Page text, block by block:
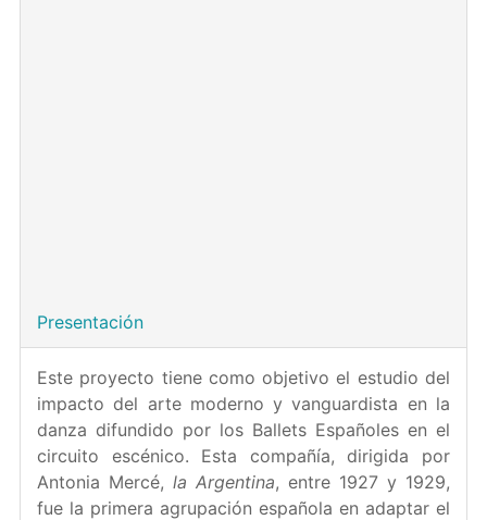
Presentación
Este proyecto tiene como objetivo el estudio del
impacto del arte moderno y vanguardista en la
danza difundido por los Ballets Españoles en el
circuito escénico. Esta compañía, dirigida por
Antonia Mercé, la Argentina, entre 1927 y 1929,
fue la primera agrupación española en adaptar el